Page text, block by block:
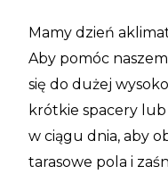
Mamy dzień
Aby pomóc
się do dużej
krótkie spacery
w ciągu dnia, aby
tarasowe pola i